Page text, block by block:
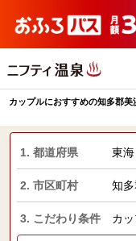
カップルにおすすめの知多郡
1. 都道府県 東
2. 市区町村 知
3. こだわり条件 カ